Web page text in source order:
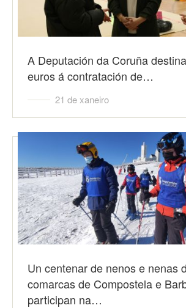
A Deputación da Coruña
euros á contratación de…
21 de xaneiro
Un centenar de nenos e nenas
comarcas de Compostela e
participan na…